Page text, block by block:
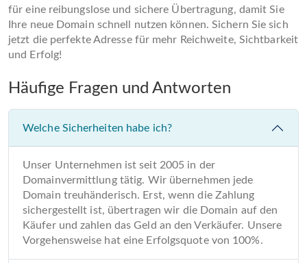
für eine reibungslose und sichere Übertragung, damit Sie
Ihre neue Domain schnell nutzen können. Sichern Sie sich
jetzt die perfekte Adresse für mehr Reichweite, Sichtbarkeit
und Erfolg!
Häufige Fragen und Antworten
Welche Sicherheiten habe ich?
Unser Unternehmen ist seit 2005 in der
Domainvermittlung tätig. Wir übernehmen jede
Domain treuhänderisch. Erst, wenn die Zahlung
sichergestellt ist, übertragen wir die Domain auf den
Käufer und zahlen das Geld an den Verkäufer. Unsere
Vorgehensweise hat eine Erfolgsquote von 100%.